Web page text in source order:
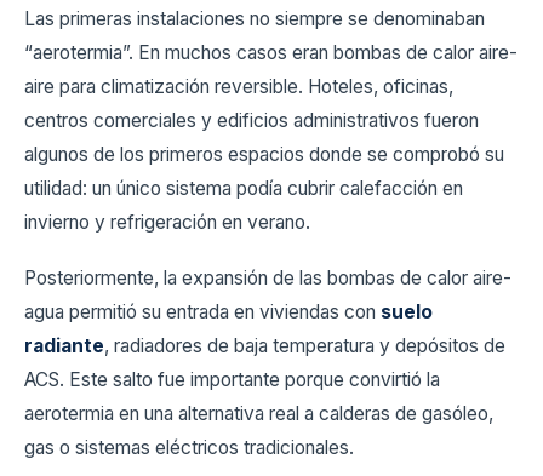
Las primeras instalaciones no siempre se denominaban
“aerotermia”. En muchos casos eran bombas de calor aire-
aire para climatización reversible. Hoteles, oficinas,
centros comerciales y edificios administrativos fueron
algunos de los primeros espacios donde se comprobó su
utilidad: un único sistema podía cubrir calefacción en
invierno y refrigeración en verano.
Posteriormente, la expansión de las bombas de calor aire-
agua permitió su entrada en viviendas con suelo
radiante, radiadores de baja temperatura y depósitos de
ACS. Este salto fue importante porque convirtió la
aerotermia en una alternativa real a calderas de gasóleo,
gas o sistemas eléctricos tradicionales.